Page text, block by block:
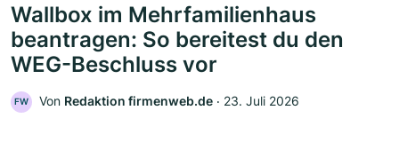
Wallbox im Mehrfamilienhaus
beantragen: So bereitest du den
WEG-Beschluss vor
FW Von Redaktion firmenweb.de ‧ 23. Juli 2026